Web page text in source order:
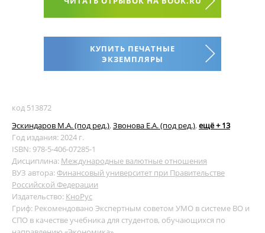
КУПИТЬ ПЕЧАТНЫЕ
ЭКЗЕМПЛЯРЫ
код 513872
Эскиндаров М.А. (под ред.), Звонова Е.А. (под ред.), ещё + 13
Год издания: 2024 г.
ISBN: 978-5-406-07285-1
Дисциплина: Международные валютные отношения
ВУЗ автора: Финансовый университет при Правительстве
Российской Федерации
Издательство: КноРус
Гриф: Рекомендовано Экспертным советом УМО в системе ВО и
СПО в качестве учебника для студентов, обучающихся по